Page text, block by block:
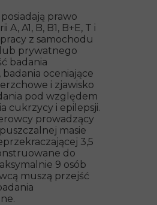
prawo
A, A1, B, B1, B+E, T i
z samochodu
prywatnego
badania
oceniające
i zjawisko
pod względem
cukrzycy i epilepsji.
prowadzący
masie
3,5
do
9 osób
muszą przejść